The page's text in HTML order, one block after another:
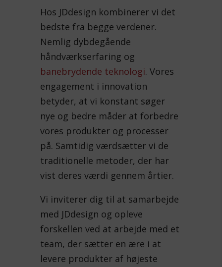
Hos JDdesign kombinerer vi det
bedste fra begge verdener.
Nemlig dybdegående
håndværkserfaring og
banebrydende teknologi. Vores
engagement i innovation
betyder, at vi konstant søger
nye og bedre måder at forbedre
vores produkter og processer
på. Samtidig værdsætter vi de
traditionelle metoder, der har
vist deres værdi gennem årtier.
Vi inviterer dig til at samarbejde
med JDdesign og opleve
forskellen ved at arbejde med et
team, der sætter en ære i at
levere produkter af højeste